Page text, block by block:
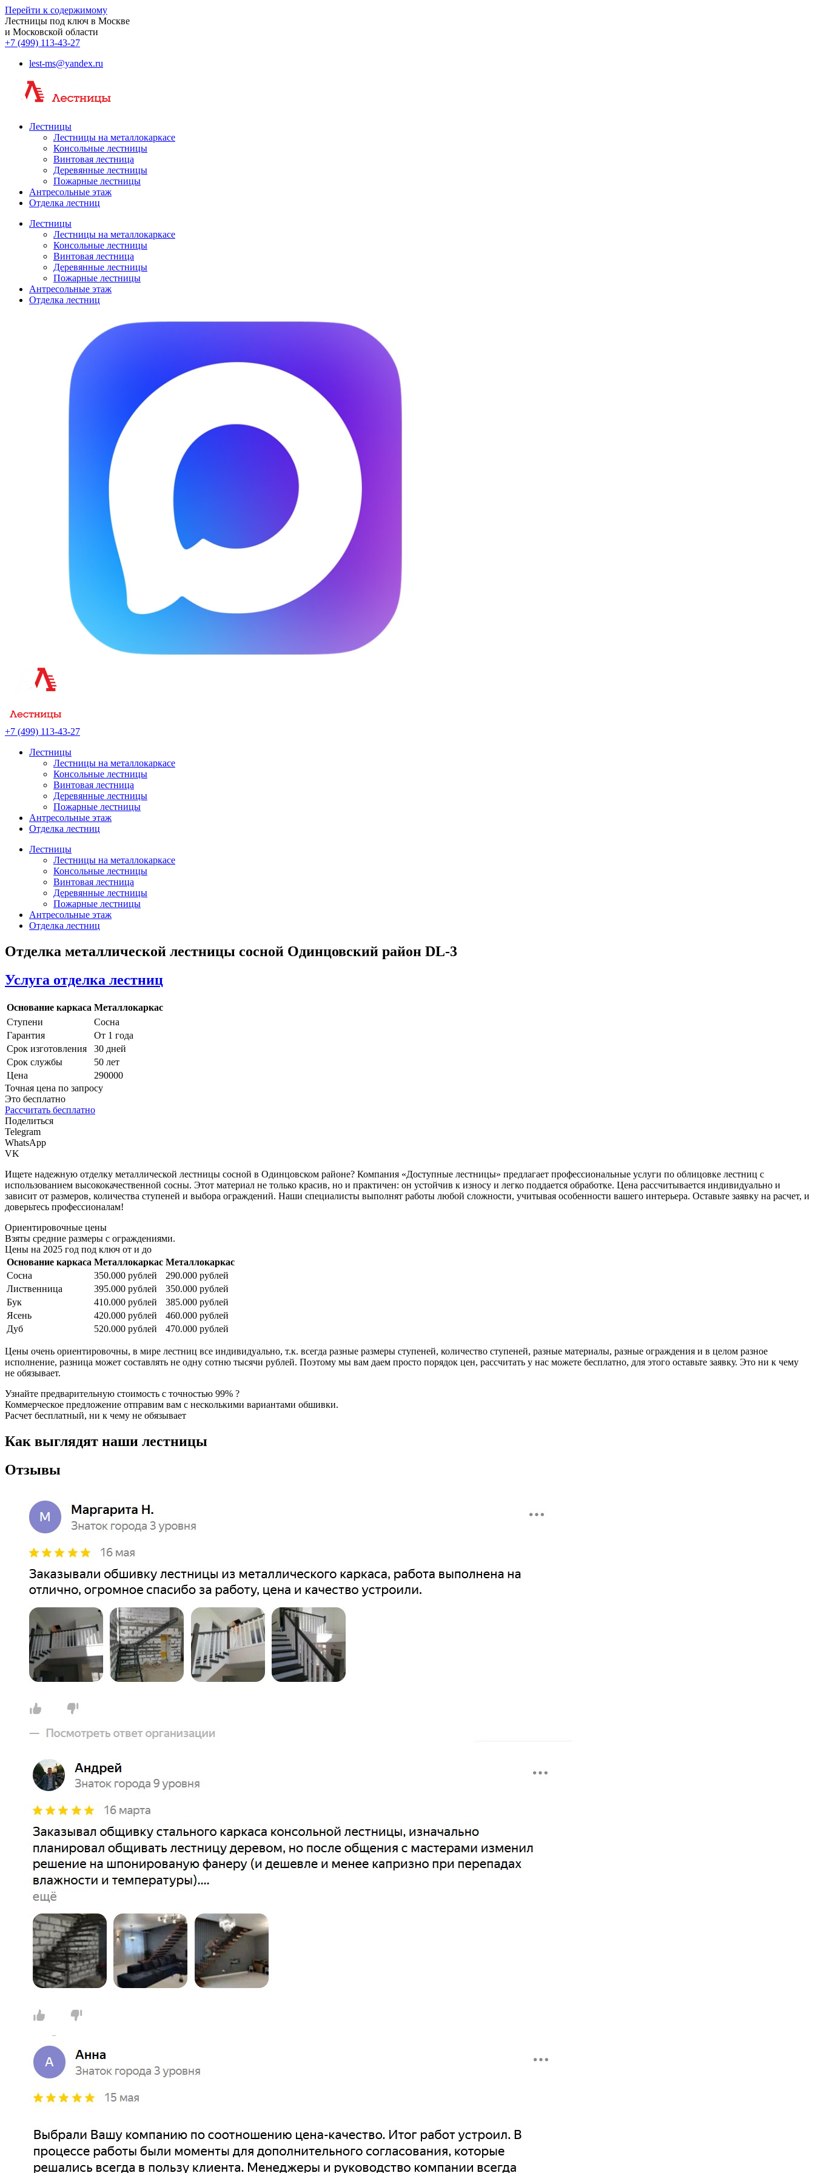
Перейти к содержимому
Лестницы под ключ в Москве
и Московской области
+7 (499) 113-43-27
lest-ms@yandex.ru
Лестницы
Лестницы на металлокаркасе
Консольные лестницы
Винтовая лестница
Деревянные лестницы
Пожарные лестницы
Антресольные этаж
Отделка лестниц
Лестницы
Лестницы на металлокаркасе
Консольные лестницы
Винтовая лестница
Деревянные лестницы
Пожарные лестницы
Антресольные этаж
Отделка лестниц
+7 (499) 113-43-27
Лестницы
Лестницы на металлокаркасе
Консольные лестницы
Винтовая лестница
Деревянные лестницы
Пожарные лестницы
Антресольные этаж
Отделка лестниц
Лестницы
Лестницы на металлокаркасе
Консольные лестницы
Винтовая лестница
Деревянные лестницы
Пожарные лестницы
Антресольные этаж
Отделка лестниц
Отделка металлической лестницы сосной Одинцовский район DL-3
Услуга отделка лестниц
Основание каркаса Металлокаркас
Ступени
Сосна
Гарантия
От 1 года
Срок изготовления
30 дней
Срок службы
50 лет
Цена
290000
Точная цена по запросу
Это бесплатно
Рассчитать бесплатно
Поделиться
Telegram
WhatsApp
VK
Ищете надежную отделку металлической лестницы сосной в Одинцовском районе? Компания «Доступные лестницы» предлагает профессиональные услуги по облицовке лестниц с
использованием высококачественной сосны. Этот материал не только красив, но и практичен: он устойчив к износу и легко поддается обработке. Цена рассчитывается индивидуально и
зависит от размеров, количества ступеней и выбора ограждений. Наши специалисты выполнят работы любой сложности, учитывая особенности вашего интерьера. Оставьте заявку на расчет, и
доверьтесь профессионалам!
Ориентировочные цены
Взяты средние размеры с ограждениями.
Цены на 2025 год под ключ от и до
Основание каркаса Металлокаркас Металлокаркас
Сосна
350.000 рублей
290.000 рублей
Лиственница
395.000 рублей
350.000 рублей
Бук
410.000 рублей
385.000 рублей
Ясень
420.000 рублей
460.000 рублей
Дуб
520.000 рублей 470.000 рублей
Цены очень ориентировочны, в мире лестниц все индивидуально, т.к. всегда разные размеры ступеней, количество ступеней, разные материалы, разные ограждения и в целом разное
исполнение, разница может составлять не одну сотню тысячи рублей. Поэтому мы вам даем просто порядок цен, рассчитать у нас можете бесплатно, для этого оставьте заявку. Это ни к чему
не обязывает.
Узнайте предварительную стоимость с точностью 99% ?
Коммерческое предложение отправим вам с несколькими вариантами обшивки.
Расчет бесплатный, ни к чему не обязывает
Как выглядят наши лестницы
Отзывы